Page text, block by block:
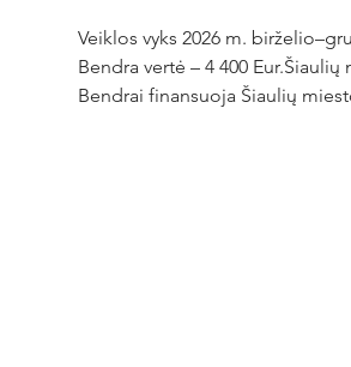
Veiklos vyks 2026 m.
Bendra vertė – 4 400
Bendrai finansuoja Šiaulių